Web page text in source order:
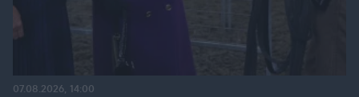
07.08.2026, 14:00